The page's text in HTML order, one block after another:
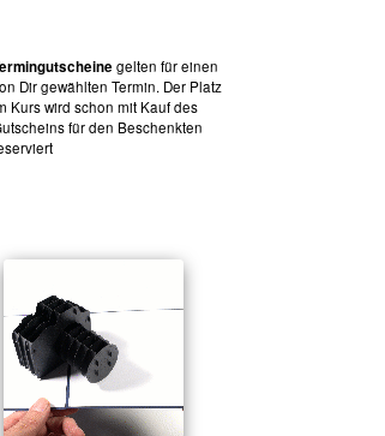
gelten für einen
Dir gewählten Termin. Der Platz
Kurs wird schon mit Kauf des
für den Beschenkten